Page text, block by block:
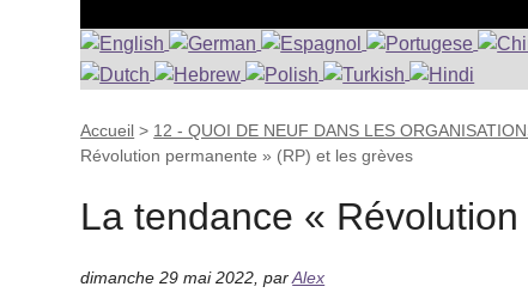
Accueil > 12 - QUOI DE NEUF DANS LES
Révolution permanente » (RP) et les grèves
La tendance «
dimanche 29 mai 2022 ,parAlex